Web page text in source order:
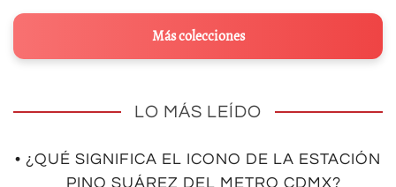
Más colecciones
LO MÁS LEÍDO
• ¿QUÉ SIGNIFICA EL ICONO DE LA ESTACIÓN
PINO SUÁREZ DEL METRO CDMX?